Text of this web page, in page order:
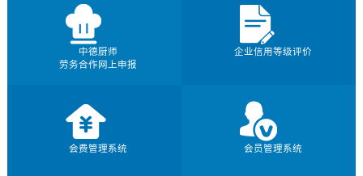
中德厨师
劳务合作网上申报
企业信用等级评价
会费管理系统 会员管理系统